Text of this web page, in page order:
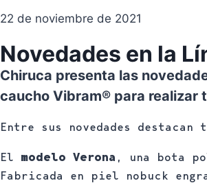
22 de noviembre de 2021
Novedades en la
Chiruca presenta las
caucho Vibram® para realizar
Entre sus novedades
El modelo Verona , una bota
Fabricada en piel nobuck